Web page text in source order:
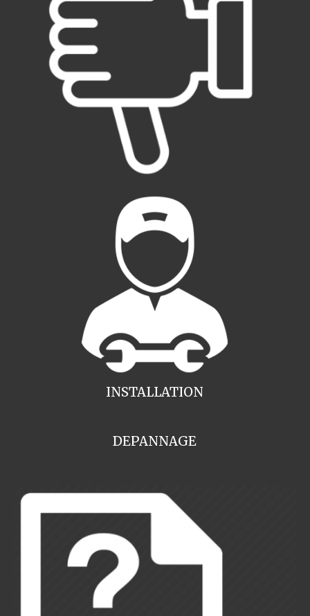
INSTALLATION
DEPANNAGE